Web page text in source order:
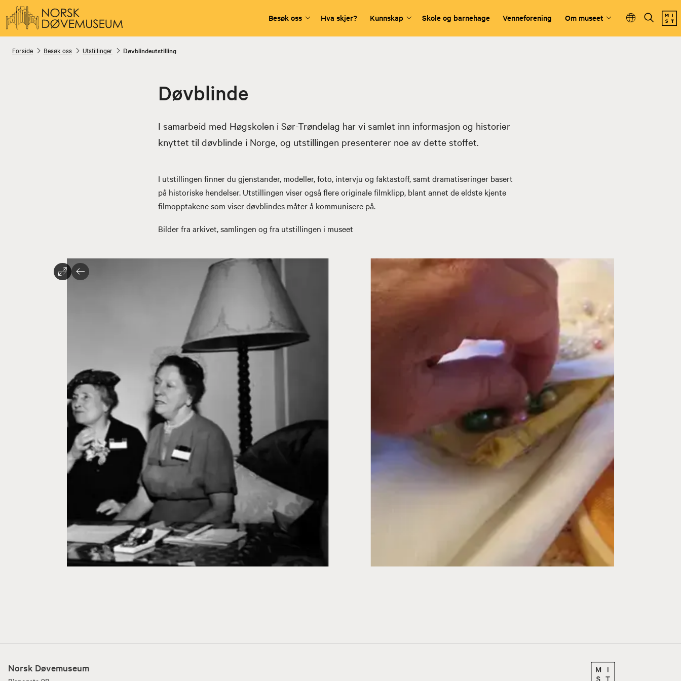
Besøk oss Hva skjer? Kunnskap Skole og barnehage Venneforening Om museet
Forside Besøk oss Utstillinger Døvblindeutstilling
Døvblinde
I samarbeid med Høgskolen i Sør-Trøndelag har vi samlet inn informasjon og historier
knyttet til døvblinde i Norge, og utstillingen presenterer noe av dette stoffet.
I utstillingen finner du gjenstander, modeller, foto, intervju og faktastoff, samt dramatiseringer basert
på historiske hendelser. Utstillingen viser også flere originale filmklipp, blant annet de eldste kjente
filmopptakene som viser døvblindes måter å kommunisere på.
Bilder fra arkivet, samlingen og fra utstillingen i museet
Norsk Døvemuseum